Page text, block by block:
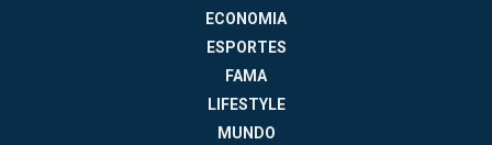
ECONOMIA
ESPORTES
FAMA
LIFESTYLE
MUNDO